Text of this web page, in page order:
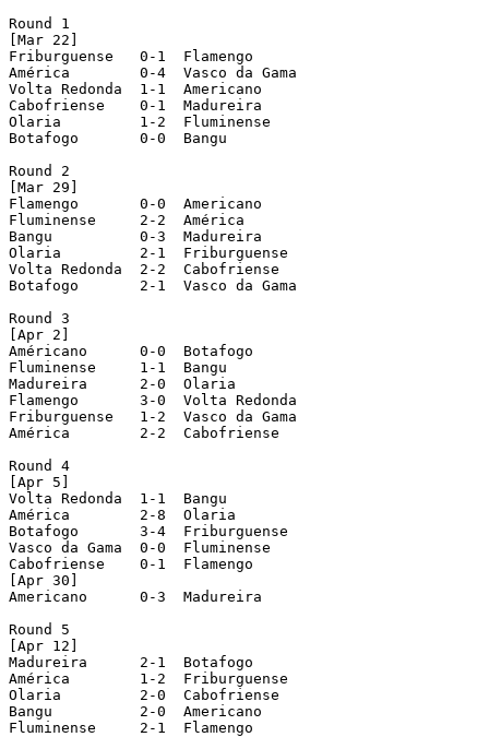
Round 1
[Mar 22]
Friburguense   0-1  Flamengo
América        0-4  Vasco da Gama
Volta Redonda  1-1  Americano
Cabofriense    0-1  Madureira
Olaria         1-2  Fluminense
Botafogo       0-0  Bangu
Round 2
[Mar 29]
Flamengo       0-0  Americano
Fluminense     2-2  América
Bangu          0-3  Madureira
Olaria         2-1  Friburguense
Volta Redonda  2-2  Cabofriense
Botafogo       2-1  Vasco da Gama
Round 3
[Apr 2]
Américano      0-0  Botafogo
Fluminense     1-1  Bangu
Madureira      2-0  Olaria
Flamengo       3-0  Volta Redonda
Friburguense   1-2  Vasco da Gama
América        2-2  Cabofriense
Round 4
[Apr 5]
Volta Redonda  1-1  Bangu
América        2-8  Olaria
Botafogo       3-4  Friburguense
Vasco da Gama  0-0  Fluminense
Cabofriense    0-1  Flamengo
[Apr 30]
Americano      0-3  Madureira
Round 5
[Apr 12]
Madureira      2-1  Botafogo
América        1-2  Friburguense
Olaria         2-0  Cabofriense
Bangu          2-0  Americano
Fluminense     2-1  Flamengo